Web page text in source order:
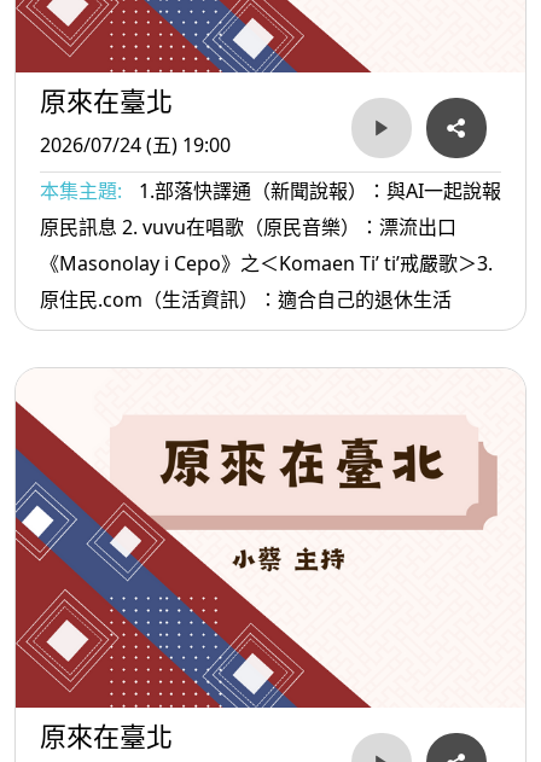
原來在臺北
2026/07/24 (五) 19:00
本集主題:
1.部落快譯通（新聞說報）：與AI一起說報
原民訊息 2. vuvu在唱歌（原民音樂）：漂流出口
《Masonolay i Cepo》之＜Komaen Ti’ ti’戒嚴歌＞3.
原住民.com（生活資訊）：適合自己的退休生活
原來在臺北